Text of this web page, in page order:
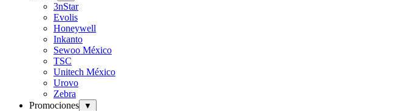
3nStar
Evolis
Honeywell
Inkanto
Sewoo México
TSC
Unitech México
Urovo
Zebra
Promociones
▼